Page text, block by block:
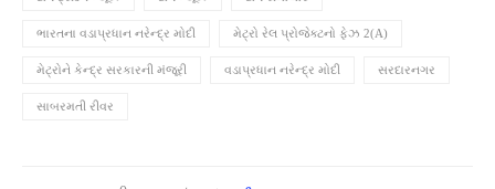
ભારતના વડાપ્રધાન નરેન્દ્ર મોદી મેટ્રો રેલ પ્રોજેક્ટનો ફેઝ 2(A)
મેટ્રોને કેન્દ્ર સરકારની મંજૂરી વડાપ્રધાન નરેન્દ્ર મોદી સરદારનગર
સાબરમતી રીવર